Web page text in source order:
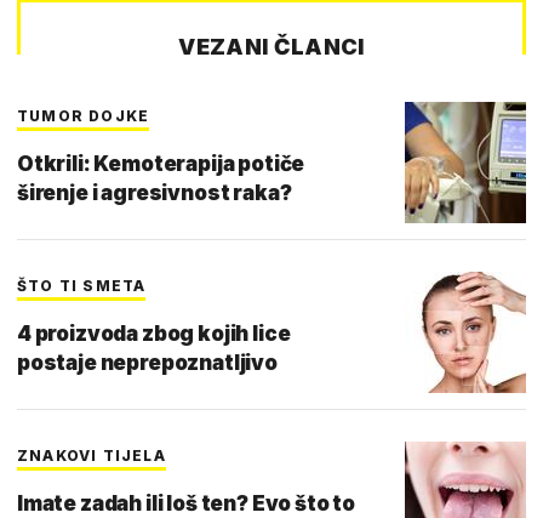
VEZANI ČLANCI
TUMOR DOJKE
Otkrili: Kemoterapija potiče
širenje i agresivnost raka?
ŠTO TI SMETA
4 proizvoda zbog kojih lice
postaje neprepoznatljivo
ZNAKOVI TIJELA
Imate zadah ili loš ten? Evo što to